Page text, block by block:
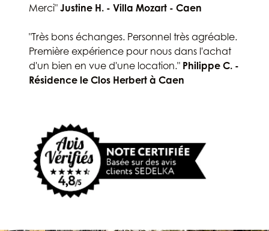
Merci" Justine H. - Villa Mozart - Caen
"Très bons échanges. Personnel très agréable.
Première expérience pour nous dans l'achat
d'un bien en vue d'une location." Philippe C. -
Résidence le Clos Herbert à Caen